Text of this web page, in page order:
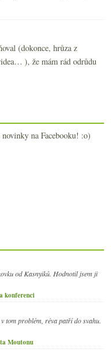
(dokonce, hrůza z
), že mám rád odrůdu
na Facebooku! :o)
od Kasnyiků. Hodnotil jsem ji
konferenci
tom problém, réva patří do svahu.
Moutonu